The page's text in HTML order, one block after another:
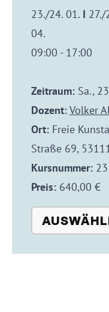
23./24. 01. I 27./
04.
09:00 - 17:00
Zeitraum: Sa.,
Dozent:Volker
Ort: Freie
Straße 69,
Kursnummer: 23
Preis: 640,00 €